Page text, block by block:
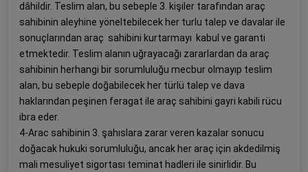
dâhildir. Teslim alan, bu sebeple 3. kişiler tarafından araç
sahibinin aleyhine yöneltebilecek her turlu talep ve davalar ile
sonuçlarından araç sahibini kurtarmayı kabul ve garanti
etmektedir. Teslim alanın uğrayacağı zararlardan da araç
sahibinin herhangi bir sorumluluğu mecbur olmayıp teslim
alan, bu sebeple doğabilecek her türlü talep ve dava
haklarından peşinen feragat ile araç sahibini gayri kabili rücu
ibra eder.
4-Arac sahibinin 3. şahıslara zarar veren kazalar sonucu
doğacak hukuki sorumluluğu, ancak her araç için akdedilmiş
mali mesuliyet sigortası teminat hadleri ile sinirlidir. Bu